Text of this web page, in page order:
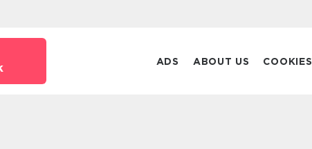
ADS ABOUT US COOKIES